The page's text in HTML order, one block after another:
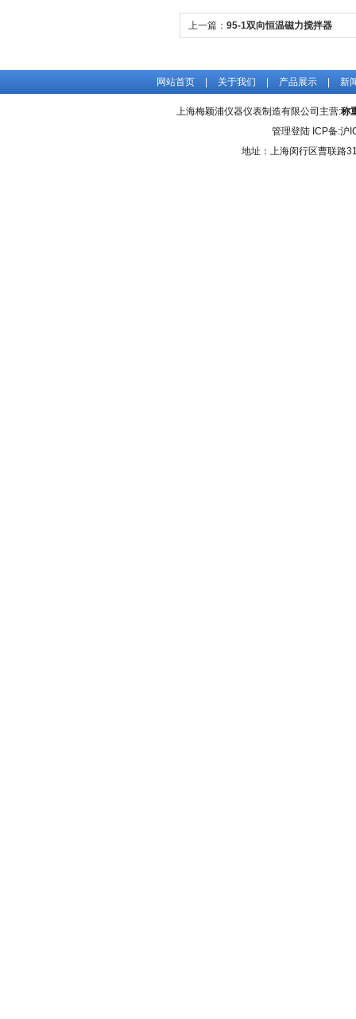
上一篇： 95-1双向恒温磁力搅拌器
网站首页 关于我们 产品展示 新
上海梅颖浦仪器仪表制造有限公司主营:称
管理登陆ICP备:沪
地址：上海闵行区曹联路